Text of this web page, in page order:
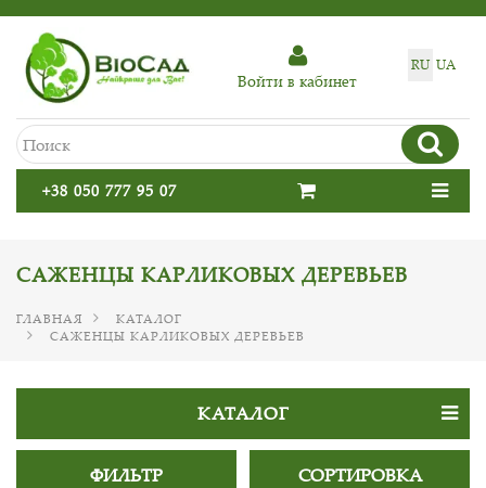
RU UA
Войти в кабинет
+38 050 777 95 07
САЖЕНЦЫ КАРЛИКОВЫХ ДЕРЕВЬЕВ
ГЛАВНАЯ
КАТАЛОГ
САЖЕНЦЫ КАРЛИКОВЫХ ДЕРЕВЬЕВ
КАТАЛОГ
ФИЛЬТР СОРТИРОВКА